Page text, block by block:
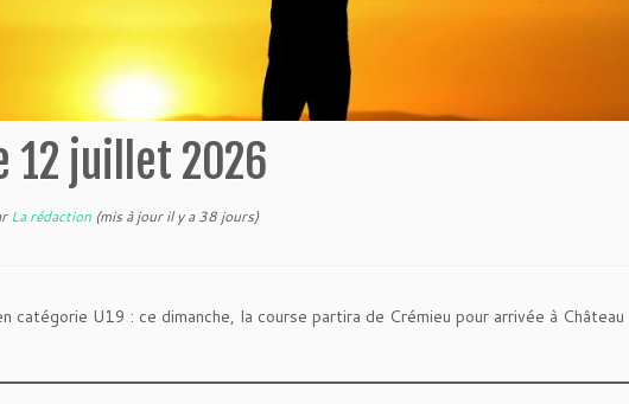
12 juillet 2026
La rédaction (mis à jour il y a 38 jours)
U19 : ce dimanche, la course partira de Crémieu pour arrivée à Château